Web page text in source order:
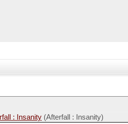
: Insanity (Afterfall : Insanity)